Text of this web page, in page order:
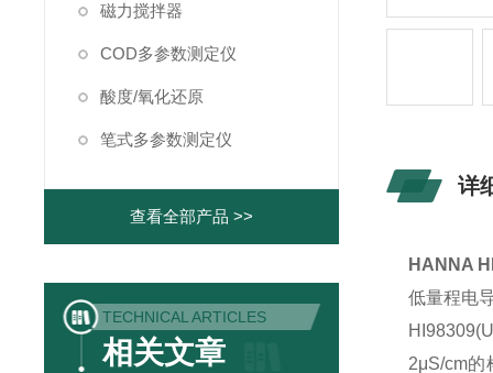
磁力搅拌器
COD多参数测定仪
酸度/氧化还原
笔式多参数测定仪
查看全部产品 >>
TECHNICAL ARTICLES
相关文章
详
HANNA
低量程电
2μS/cm的